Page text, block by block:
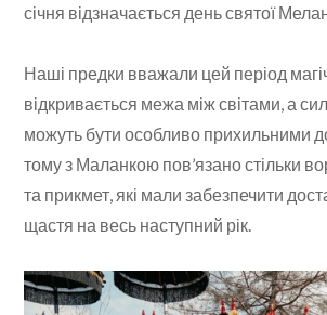
січня відзначається день святої
Наші предки вважали цей період
відкривається межа між світами, а
можуть бути особливо прихильними
тому з Маланкою пов’язано стільки
та прикмет, які мали забезпечити
щастя на весь наступний рік.